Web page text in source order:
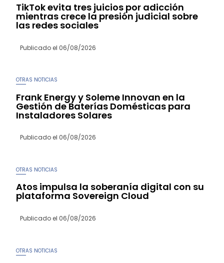
TikTok evita tres juicios por adicción
mientras crece la presión judicial sobre
las redes sociales
Publicado el 06/08/2026
OTRAS NOTICIAS
Frank Energy y Soleme Innovan en la
Gestión de Baterías Domésticas para
Instaladores Solares
Publicado el 06/08/2026
OTRAS NOTICIAS
Atos impulsa la soberanía digital con su
plataforma Sovereign Cloud
Publicado el 06/08/2026
OTRAS NOTICIAS